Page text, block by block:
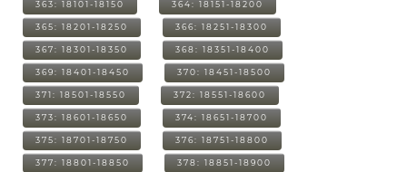
363: 18101-18150 364: 18151-18200
365: 18201-18250 366: 18251-18300
367: 18301-18350 368: 18351-18400
369: 18401-18450 370: 18451-18500
371: 18501-18550 372: 18551-18600
373: 18601-18650 374: 18651-18700
375: 18701-18750 376: 18751-18800
377: 18801-18850 378: 18851-18900